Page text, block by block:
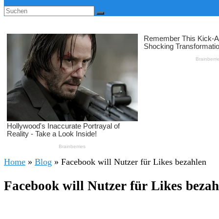
Home » Blog » Facebook will Nutzer für Likes bezahlen
Facebook will Nutzer für Likes